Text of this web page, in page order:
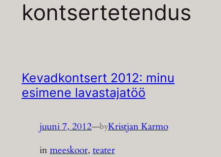
kontsertetendus
Kevadkontsert 2012: minu
esimene lavastajatöö
juuni 7, 2012—byKristjan Karmo
inmeeskoor, teater